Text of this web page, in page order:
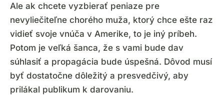
Ale ak chcete vyzbierať peniaze pre
nevyliečiteľne chorého muža, ktorý chce ešte raz
vidieť svoje vnúča v Amerike, to je iný príbeh.
Potom je veľká šanca, že s vami bude dav
súhlasiť a propagácia bude úspešná. Dôvod musí
byť dostatočne dôležitý a presvedčivý, aby
prilákal publikum k darovaniu.